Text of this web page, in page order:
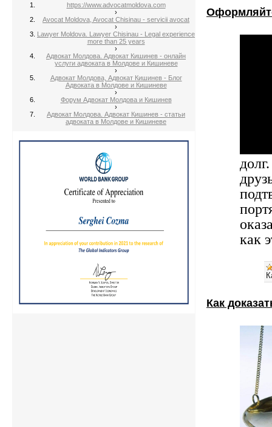
https://www.advocatmoldova.com
›
Avocat Moldova, Avocat Chisinau - servicii avocat
›
Lawyer Moldova. Lawyer Chisinau - Legal experience
more than 25 years
›
Адвокат Молдова. Адвокат Кишинев - онлайн
услуги адвоката в Молдове и Кишиневе
›
Адвокат Молдова, Адвокат Кишинев - Блог
Адвоката в Молдове и Кишиневе
›
Форум Адвокат Молдова и Кишинев
›
Адвокат Молдова. Адвокат Кишинев - статьи
адвоката в Молдове и Кишиневе
как
Как